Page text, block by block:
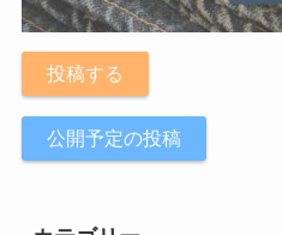
投稿する
公開予定の投稿